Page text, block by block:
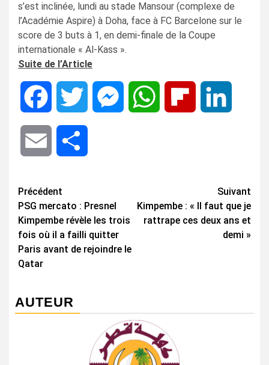
s’est inclinée, lundi au stade Mansour (complexe de
l’Académie Aspire) à Doha, face à FC Barcelone sur le
score de 3 buts à 1, en demi-finale de la Coupe
internationale « Al-Kass ».
Suite de l’Article
Facebook Twitter MessengerWhatsApp Flipboard
Email
Navigation
d’article
Précédent
PSG mercato : Presnel
Kimpembe révèle les trois
fois où il a failli quitter
Paris avant de rejoindre le
Qatar
Suivant
Kimpembe : « Il faut que je
rattrape ces deux ans et
demi »
AUTEUR